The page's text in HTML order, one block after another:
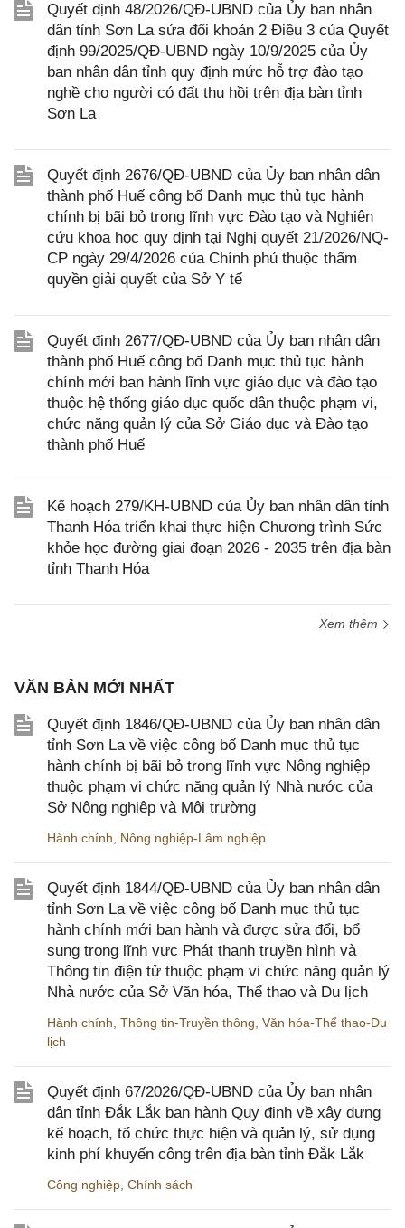
Quyết định 48/2026/QĐ-UBND của Ủy ban nhân
dân tỉnh Sơn La sửa đổi khoản 2 Điều 3 của Quyết
định 99/2025/QĐ-UBND ngày 10/9/2025 của Ủy
ban nhân dân tỉnh quy định mức hỗ trợ đào tạo
nghề cho người có đất thu hồi trên địa bàn tỉnh
Sơn La
Quyết định 2676/QĐ-UBND của Ủy ban nhân dân
thành phố Huế công bố Danh mục thủ tục hành
chính bị bãi bỏ trong lĩnh vực Đào tạo và Nghiên
cứu khoa học quy định tại Nghị quyết 21/2026/NQ-
CP ngày 29/4/2026 của Chính phủ thuộc thẩm
quyền giải quyết của Sở Y tế
Quyết định 2677/QĐ-UBND của Ủy ban nhân dân
thành phố Huế công bố Danh mục thủ tục hành
chính mới ban hành lĩnh vực giáo dục và đào tạo
thuộc hệ thống giáo dục quốc dân thuộc phạm vi,
chức năng quản lý của Sở Giáo dục và Đào tạo
thành phố Huế
Kế hoạch 279/KH-UBND của Ủy ban nhân dân tỉnh
Thanh Hóa triển khai thực hiện Chương trình Sức
khỏe học đường giai đoạn 2026 - 2035 trên địa bàn
tỉnh Thanh Hóa
Xem thêm
VĂN BẢN MỚI NHẤT
Quyết định 1846/QĐ-UBND của Ủy ban nhân dân
tỉnh Sơn La về việc công bố Danh mục thủ tục
hành chính bị bãi bỏ trong lĩnh vực Nông nghiệp
thuộc phạm vi chức năng quản lý Nhà nước của
Sở Nông nghiệp và Môi trường
Hành chính Nông nghiệp-Lâm nghiệp
Quyết định 1844/QĐ-UBND của Ủy ban nhân dân
tỉnh Sơn La về việc công bố Danh mục thủ tục
hành chính mới ban hành và được sửa đổi, bổ
sung trong lĩnh vực Phát thanh truyền hình và
Thông tin điện tử thuộc phạm vi chức năng quản lý
Nhà nước của Sở Văn hóa, Thể thao và Du lịch
Hành chính Thông tin-Truyền thông Văn hóa-Thể thao-Du
lịch
Quyết định 67/2026/QĐ-UBND của Ủy ban nhân
dân tỉnh Đắk Lắk ban hành Quy định về xây dựng
kế hoạch, tổ chức thực hiện và quản lý, sử dụng
kinh phí khuyến công trên địa bàn tỉnh Đắk Lắk
Công nghiệp Chính sách